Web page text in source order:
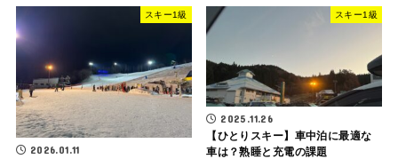
スキー1級
2026.01.11
スキー1級
2025.11.26
【ひとりスキー】車中泊に最適な
車は？熟睡と充電の課題